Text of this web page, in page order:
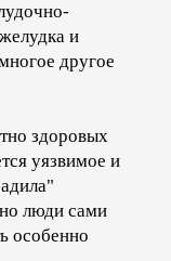
и
другое
здоровых
уязвимое и
люди сами
особенно